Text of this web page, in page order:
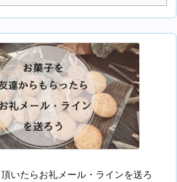
いたらお礼メール・ラインを送ろ